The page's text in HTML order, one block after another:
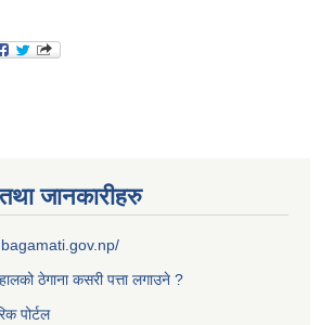
जानकारीहरु
ठेगाना कसरी पत्ता लगाउने ?
पोर्टल